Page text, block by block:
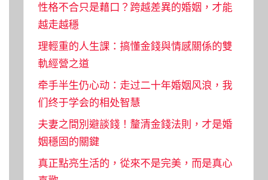
性格不合只是藉口？跨越差異的婚姻，才能
越走越穩
理輕重的人生課：搞懂金錢與情感關係的雙
軌經營之道
牵手半生仍心动：走过二十年婚姻风浪，我
们终于学会的相处智慧
夫妻之間別避談錢！釐清金錢法則，才是婚
姻穩固的關鍵
真正點亮生活的，從來不是完美，而是真心